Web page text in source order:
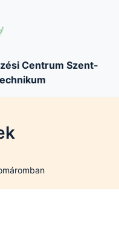
Centrum Szent-